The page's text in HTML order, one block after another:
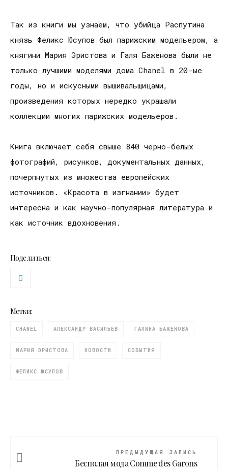
Так из книги мы узнаем, что убийца Распутина
князь Феликс Юсупов был парижским модельером, а
княгини Мария Эристова и Галя Баженова были не
только лучшими моделями дома Chanel в 20-ые
годы, но и искусными вышивальщицами,
произведения которых нередко украшали
коллекции многих парижских модельеров.
Книга включает себя свыше 840 черно-белых
фотографий, рисунков, документальных данных,
почерпнутых из множества европейских
источников. «Красота в изгнании» будет
интересна и как научно-популярная литература и
как источник вдохновения.
Поделиться:
Метки:
CHANEL АЛЕКСАНДР ВАСИЛЬЕВ ГАЛИНА БАЖЕНОВА
МАРИЯ ЭРИСТОВА НОВОСТИ СОБЫТИЯ
ФЕЛИКС ЮСУПОВ
ПРЕДЫДУЩАЯ ЗАПИСЬ
Бесполая мода Comme des Garons